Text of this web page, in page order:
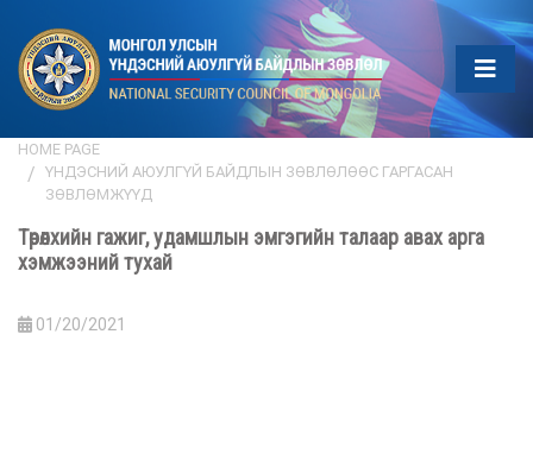
HOME PAGE
ҮНДЭСНИЙ АЮУЛГҮЙ БАЙДЛЫН ЗӨВЛӨЛӨӨС ГАРГАСАН
ЗӨВЛӨМЖҮҮД
Төрөлхийн гажиг, удамшлын эмгэгийн талаар авах арга
хэмжээний тухай
01/20/2021